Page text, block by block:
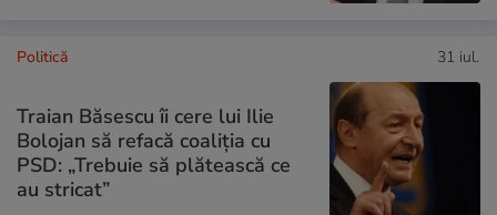
Politică 31 iul.
Traian Băsescu îi cere lui Ilie
Bolojan să refacă coaliția cu
PSD: „Trebuie să plătească ce
au stricat”